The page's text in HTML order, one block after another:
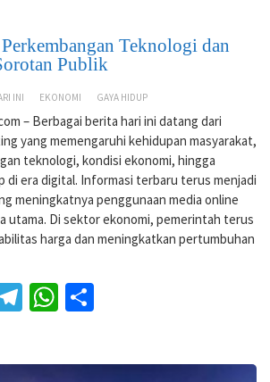
Teknologi dan
Publik
INI EKONOMI GAYA HIDUP
– Berbagai berita hari ini datang dari
yang memengaruhi kehidupan masyarakat,
teknologi, kondisi ekonomi, hingga
di era digital. Informasi terbaru terus menjadi
meningkatnya penggunaan media online
utama. Di sektor ekonomi, pemerintah terus
harga dan meningkatkan pertumbuhan
Telegram
WhatsApp